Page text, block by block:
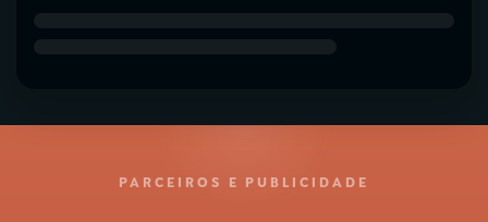
PARCEIROS E PUBLICIDADE